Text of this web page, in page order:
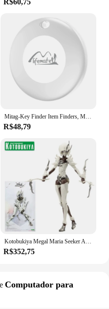
R$60,75
Mitag-Key Finder Item Finders, MFi Certified, Bluetooth, GPS, Gato, Dog Locator, Rastreador, Dispositivo Anti-Loss, Funciona com a Apple Find, Meu
R$48,79
Kotobukiya Megal Maria Seeker Action Figure, Kit Modelo Plástico, Brinquedos para meninos
R$352,75
Computador para